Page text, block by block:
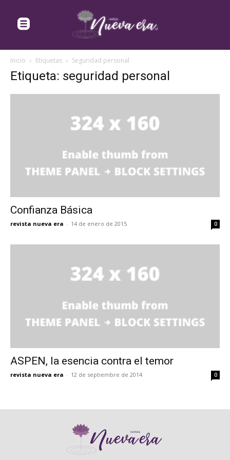
Inicio Etiquetas Seguridad personal
Etiqueta: seguridad personal
Confianza Básica
revista nueva era - 14 de enero de 2015 0
ASPEN, la esencia contra el temor
revista nueva era - 12 de septiembre de 2014 0